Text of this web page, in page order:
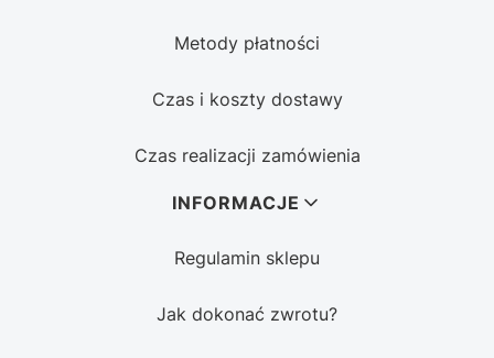
Metody płatności
Czas i koszty dostawy
Czas realizacji zamówienia
INFORMACJE
Regulamin sklepu
Jak dokonać zwrotu?